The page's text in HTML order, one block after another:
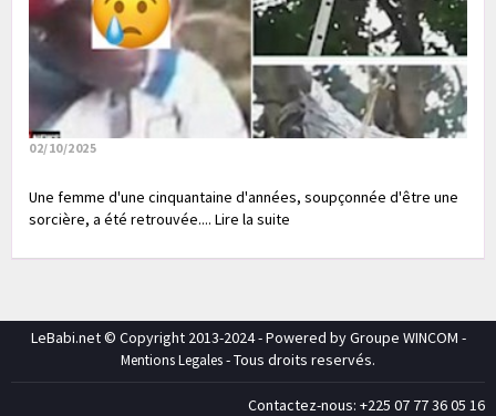
02/10/2025
Une femme d'une cinquantaine d'années, soupçonnée d'être une
sorcière, a été retrouvée.... Lire la suite
LeBabi.net © Copyright 2013-2024 - Powered by Groupe WINCOM -
Mentions Legales- Tous droits reservés.
Contactez-nous: +225 07 77 36 05 16